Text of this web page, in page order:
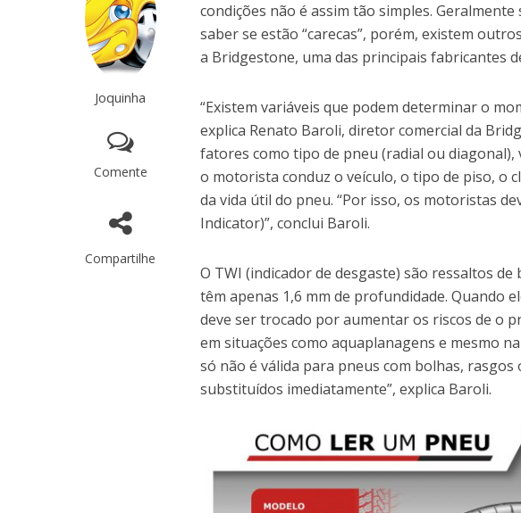
Joquinha
Comente
Compartilhe
condições não é assim tão simples.
saber se estão “carecas”, porém, existem
a Bridgestone, uma das principais fabricantes
“Existem variáveis que podem determinar o
explica Renato Baroli, diretor comercial da
fatores como tipo de pneu (radial ou
o motorista conduz o veículo, o tipo de piso, o
da vida útil do pneu. “Por isso, os motoristas
Indicator)”, conclui Baroli.
O TWI (indicador de desgaste) são ressaltos
têm apenas 1,6 mm de profundidade. Quando
deve ser trocado por aumentar os riscos de o
em situações como aquaplanagens e mesmo
só não é válida para pneus com bolhas,
substituídos imediatamente”, explica Baroli.